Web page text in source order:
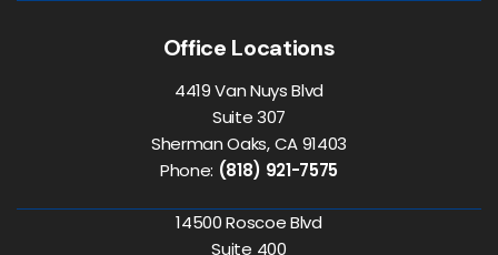
Office Locations
4419 Van Nuys Blvd
Suite 307
Sherman Oaks, CA 91403
Phone: (818) 921-7575
14500 Roscoe Blvd
Suite 400